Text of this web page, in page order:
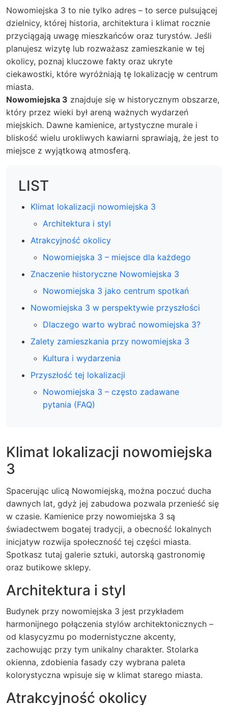
Nowomiejska 3 to nie tylko adres – to serce pulsującej
dzielnicy, której historia, architektura i klimat rocznie
przyciągają uwagę mieszkańców oraz turystów. Jeśli
planujesz wizytę lub rozważasz zamieszkanie w tej
okolicy, poznaj kluczowe fakty oraz ukryte
ciekawostki, które wyróżniają tę lokalizację w centrum
miasta.
Nowomiejska 3 znajduje się w historycznym obszarze,
który przez wieki był areną ważnych wydarzeń
miejskich. Dawne kamienice, artystyczne murale i
bliskość wielu urokliwych kawiarni sprawiają, że jest to
miejsce z wyjątkową atmosferą.
LIST
Klimat lokalizacji nowomiejska 3
Architektura i styl
Atrakcyjność okolicy
Nowomiejska 3 – miejsce dla każdego
Znaczenie historyczne Nowomiejska 3
Nowomiejska 3 jako centrum spotkań
Nowomiejska 3 w perspektywie przyszłości
Dlaczego warto wybrać nowomiejska 3?
Zalety zamieszkania przy nowomiejska 3
Kultura i wydarzenia
Przyszłość tej lokalizacji
Nowomiejska 3 – często zadawane
pytania (FAQ)
Klimat lokalizacji nowomiejska
3
Spacerując ulicą Nowomiejską, można poczuć ducha
dawnych lat, gdyż jej zabudowa pozwala przenieść się
w czasie. Kamienice przy nowomiejska 3 są
świadectwem bogatej tradycji, a obecność lokalnych
inicjatyw rozwija społeczność tej części miasta.
Spotkasz tutaj galerie sztuki, autorską gastronomię
oraz butikowe sklepy.
Architektura i styl
Budynek przy nowomiejska 3 jest przykładem
harmonijnego połączenia stylów architektonicznych –
od klasycyzmu po modernistyczne akcenty,
zachowując przy tym unikalny charakter. Stolarka
okienna, zdobienia fasady czy wybrana paleta
kolorystyczna wpisuje się w klimat starego miasta.
Atrakcyjność okolicy